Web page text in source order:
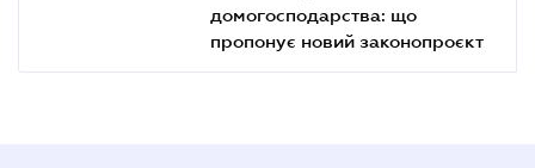
домогосподарства: що
пропонує новий законопроєкт